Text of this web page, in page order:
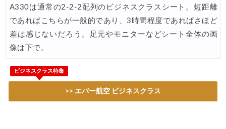
06/01 Agoda) ホテル 最大8%OFFクーポン
06/01 Trip.com) 海外ホテル2%OFFクーポン TRIP1
楽天トラベル) 海外ツアー 最大30,000円OFFクーポン
A330は通常の2-2-2配列のビジネスクラスシート。短距離
であればこちらが一般的であり、3時間程度であればさほど
差は感じないだろう。足元やモニターなどシート全体の画
像は下で。
ビジネスクラス特集
>> エバー航空 ビジネスクラス